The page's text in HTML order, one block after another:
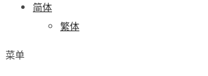
简体
繁体
菜单